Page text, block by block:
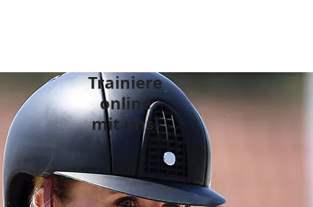
Trainiere
online
mit uns!